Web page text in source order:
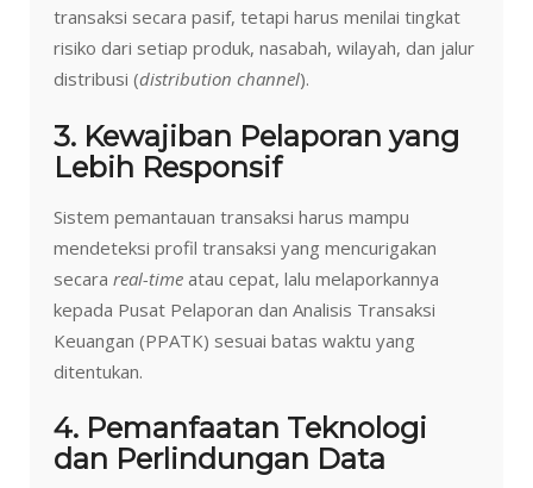
transaksi secara pasif, tetapi harus menilai tingkat
risiko dari setiap produk, nasabah, wilayah, dan jalur
distribusi (distribution channel).
3. Kewajiban Pelaporan yang
Lebih Responsif
Sistem pemantauan transaksi harus mampu
mendeteksi profil transaksi yang mencurigakan
secara real-time atau cepat, lalu melaporkannya
kepada Pusat Pelaporan dan Analisis Transaksi
Keuangan (PPATK) sesuai batas waktu yang
ditentukan.
4. Pemanfaatan Teknologi
dan Perlindungan Data